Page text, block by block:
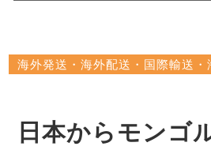
海外発送・海外配送・国際輸送・
日本からモンゴ